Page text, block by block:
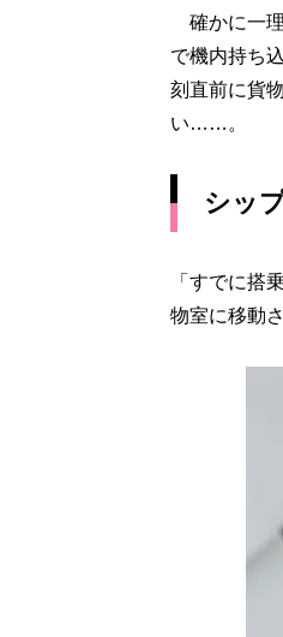
確かに一理
で機内持ち
刻直前に貨
い……。
シッ
「すでに搭
物室に移動